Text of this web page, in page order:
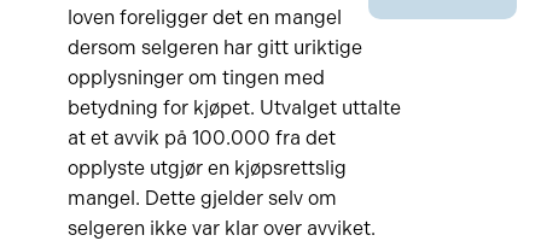
loven foreligger det en mangel
dersom selgeren har gitt uriktige
opplysninger om tingen med
betydning for kjøpet. Utvalget uttalte
at et avvik på 100.000 fra det
opplyste utgjør en kjøpsrettslig
mangel. Dette gjelder selv om
selgeren ikke var klar over avviket.